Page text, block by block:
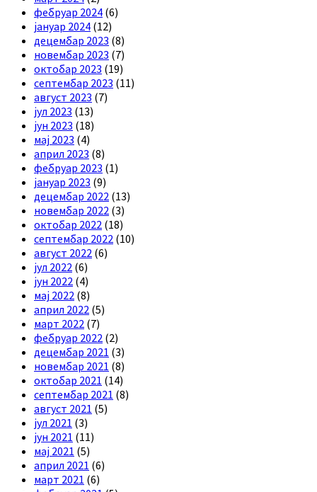
фебруар 2024 (6)
јануар 2024 (12)
децембар 2023 (8)
новембар 2023 (7)
октобар 2023 (19)
септембар 2023 (11)
август 2023 (7)
јул 2023 (13)
јун 2023 (18)
мај 2023 (4)
април 2023 (8)
фебруар 2023 (1)
јануар 2023 (9)
децембар 2022 (13)
новембар 2022 (3)
октобар 2022 (18)
септембар 2022 (10)
август 2022 (6)
јул 2022 (6)
јун 2022 (4)
мај 2022 (8)
април 2022 (5)
март 2022 (7)
фебруар 2022 (2)
децембар 2021 (3)
новембар 2021 (8)
октобар 2021 (14)
септембар 2021 (8)
август 2021 (5)
јул 2021 (3)
јун 2021 (11)
мај 2021 (5)
април 2021 (6)
март 2021 (6)